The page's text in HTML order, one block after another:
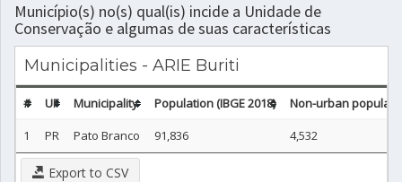
Município(s) no(s) qual(is) incide a Unidade de
Conservação e algumas de suas características
Municipalities - ARIE Buriti
# UF Municipality Population (IBGE 2018)
Non-urban
1
PR Pato Branco 91,836 4,532
Export to CSV